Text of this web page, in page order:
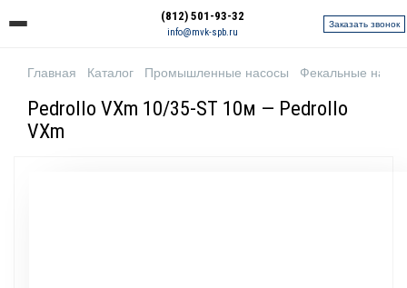
(812) 501-93-32
info@mvk-spb.ru
Заказать звонок
Главная Каталог Промышленные насосы Фекальные
Pedrollo VXm 10/35-ST 10м — Pedrollo
VXm